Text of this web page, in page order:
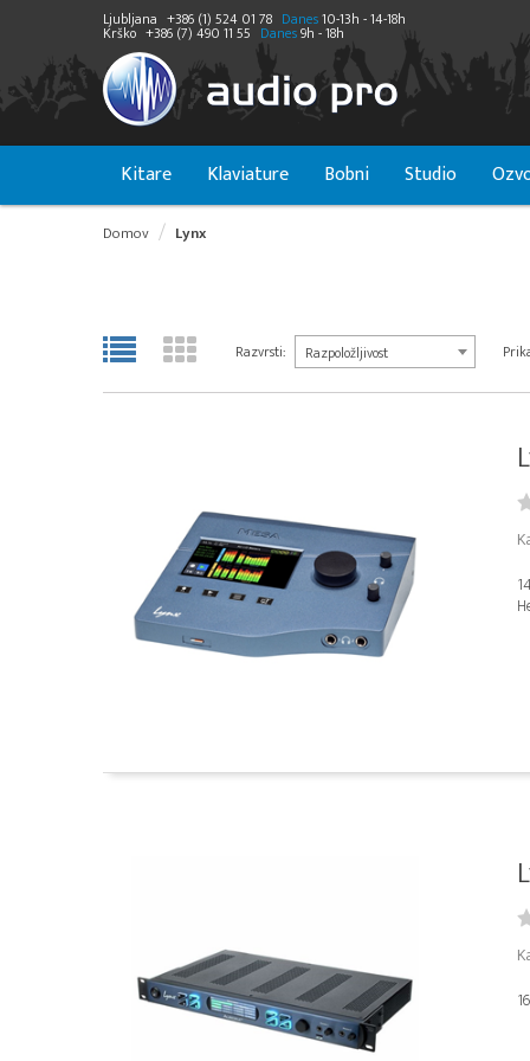
Ljubljana +386 (1) 524 01 78 Danes10-13h - 14-18h
Krško +386 (7) 490 11 55 Danes9h - 18h
Kitare Klaviature Bobni Studio
Domov Lynx
Razvrsti: Razpoložljivost